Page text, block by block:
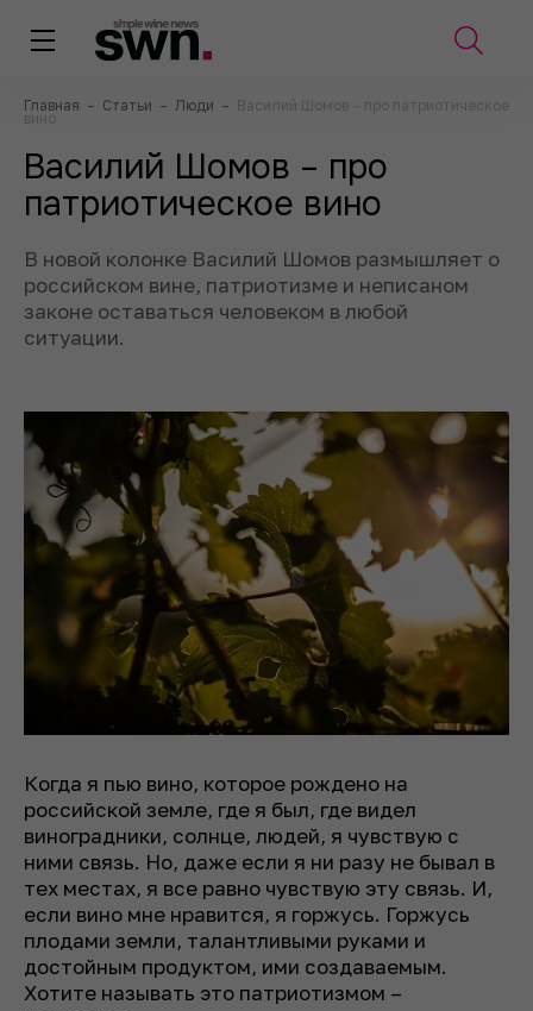
Главная – Статьи – Люди – Василий Шомов – про патриотическое
вино
Василий Шомов – про
патриотическое вино
В новой колонке Василий Шомов размышляет о
российском вине, патриотизме и неписаном
законе оставаться человеком в любой
ситуации.
Когда я пью вино, которое рождено на
российской земле, где я был, где видел
виноградники, солнце, людей, я чувствую с
ними связь. Но, даже если я ни разу не бывал в
тех местах, я все равно чувствую эту связь. И,
если вино мне нравится, я горжусь. Горжусь
плодами земли, талантливыми руками и
достойным продуктом, ими создаваемым.
Хотите называть это патриотизмом –